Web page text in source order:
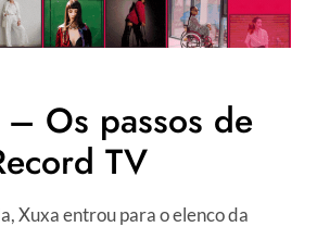
Os passos de
TV
Xuxa entrou para o elenco da